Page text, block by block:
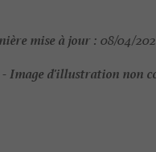
mise à jour : 08/04/
Image d'illustration non